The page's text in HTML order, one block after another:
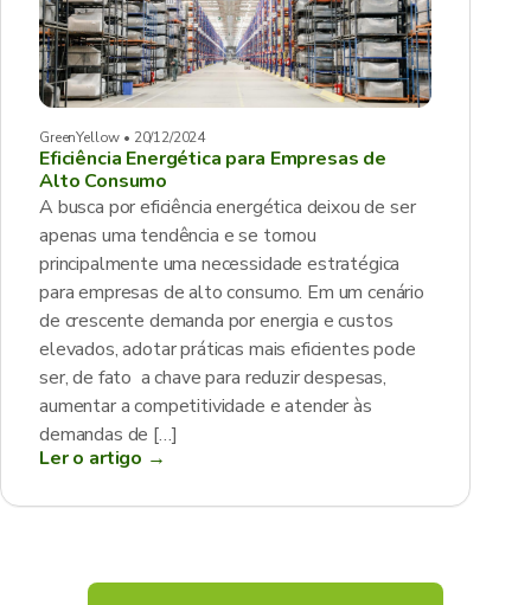
GreenYellow • 20/12/2024
Eficiência Energética para Empresas de
Alto Consumo
A busca por eficiência energética deixou de ser
apenas uma tendência e se tornou
principalmente uma necessidade estratégica
para empresas de alto consumo. Em um cenário
de crescente demanda por energia e custos
elevados, adotar práticas mais eficientes pode
ser, de fato a chave para reduzir despesas,
aumentar a competitividade e atender às
demandas de […]
Ler o artigo →